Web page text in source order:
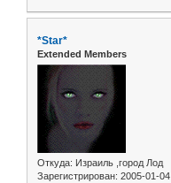
*Star*
Extended Members
Откуда: Израиль ,город Лод
Зарегистрирован: 2005-01-04